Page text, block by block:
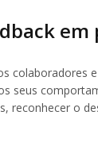
em
colaboradores
seus
reconhecer o